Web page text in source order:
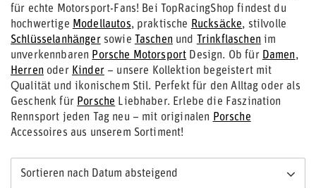
für echte Motorsport-Fans! Bei TopRacingShop findest du
hochwertige Modellautos, praktische Rucksäcke, stilvolle
Schlüsselanhängersowie Taschen und Trinkflaschen im
unverkennbaren Porsche Motorsport Design. Ob für Damen,
Herren oder Kinder– unsere Kollektion begeistert mit
Qualität und ikonischem Stil. Perfekt für den Alltag oder als
Geschenk für Porsche Liebhaber. Erlebe die Faszination
Rennsport jeden Tag neu – mit originalen Porsche
Accessoires aus unserem Sortiment!
Sortieren nach Datum absteigend